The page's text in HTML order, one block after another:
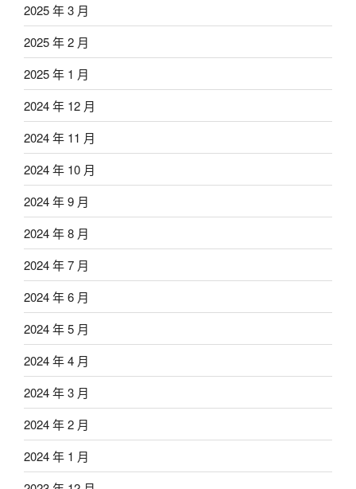
2025 年 3 月
2025 年 2 月
2025 年 1 月
2024 年 12 月
2024 年 11 月
2024 年 10 月
2024 年 9 月
2024 年 8 月
2024 年 7 月
2024 年 6 月
2024 年 5 月
2024 年 4 月
2024 年 3 月
2024 年 2 月
2024 年 1 月